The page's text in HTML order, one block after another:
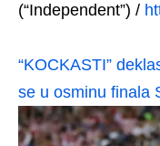
(“Independent”) /
“KOCKASTI”
se u osminu finala